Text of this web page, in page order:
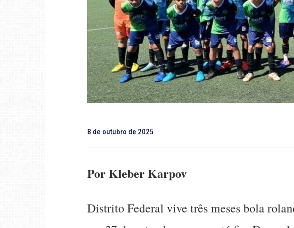
8 de outubro de 2025
Por Kleber Karpov
Distrito Federal vive três meses bola